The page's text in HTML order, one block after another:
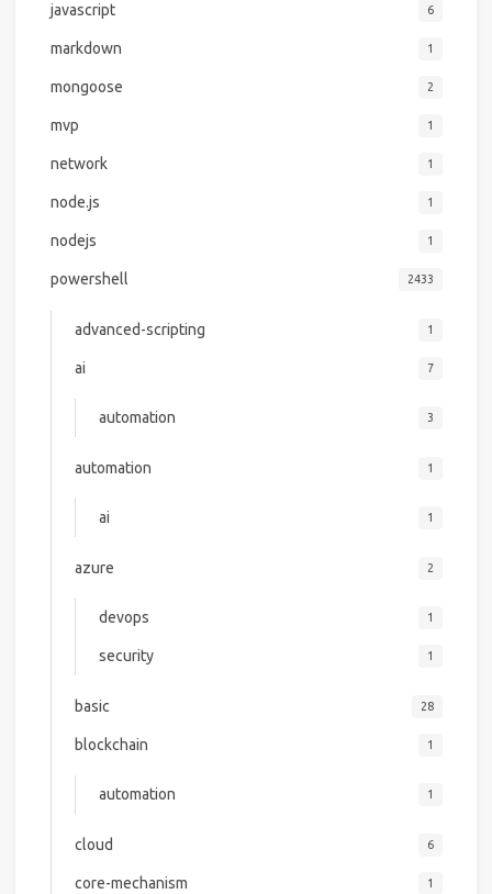
javascript 6
markdown 1
mongoose 2
mvp 1
network 1
node.js 1
nodejs 1
powershell 2433
advanced-scripting 1
ai 7
automation 3
automation 1
ai 1
azure 2
devops 1
security 1
basic 28
blockchain 1
automation 1
cloud 6
core-mechanism 1